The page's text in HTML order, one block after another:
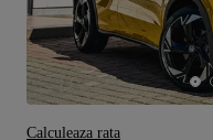
Calculeaza rata